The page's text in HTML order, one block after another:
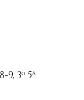
3º 5ª